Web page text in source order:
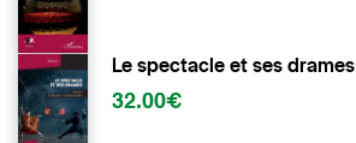
Le spectacle et ses drames
32.00€